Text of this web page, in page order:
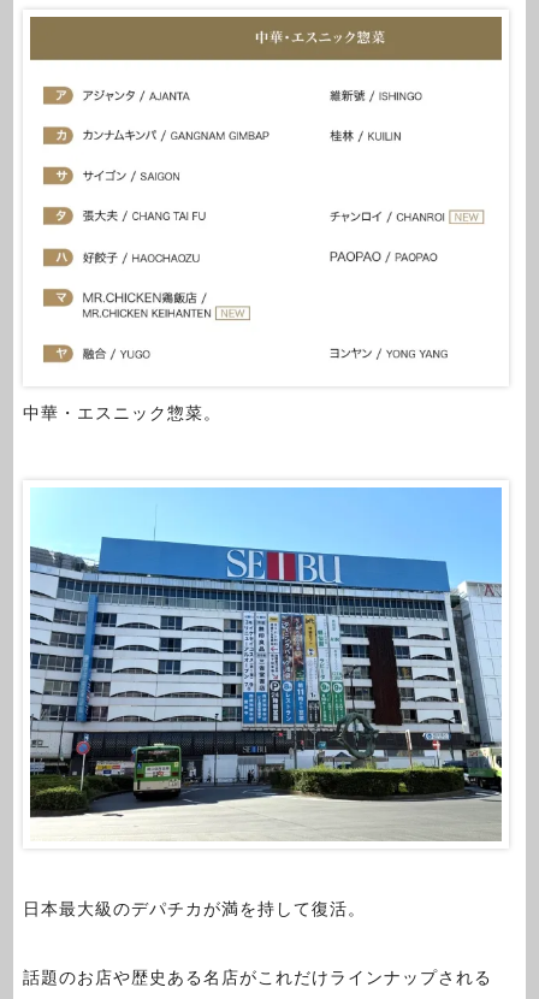
中華・エスニック惣菜。
日本最大級のデパチカが満を持して復活。
話題のお店や歴史ある名店がこれだけラインナップされる